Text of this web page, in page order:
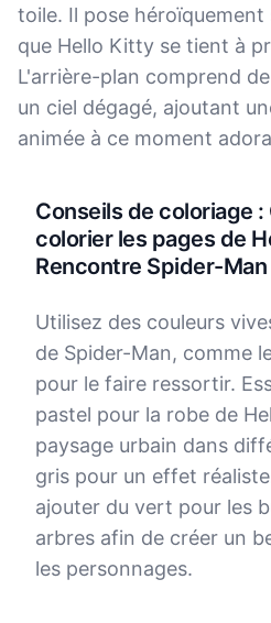
toile. Il pose
que Hello Kitty se tient à
L'arrière-plan comprend
un ciel dégagé, ajoutant
animée à ce moment
Conseils de coloriage
colorier les pages de
Rencontre Spider-Man
Utilisez des couleurs
de Spider-Man, comme
pour le faire ressortir.
pastel pour la robe de
paysage urbain dans
gris pour un effet
ajouter du vert pour les
arbres afin de créer un
les personnages.